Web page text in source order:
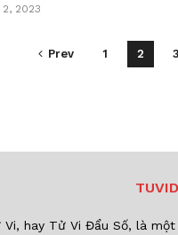
2023
Prev 1 2 3
Vi, hay Tử Vi Đẩu Số, là